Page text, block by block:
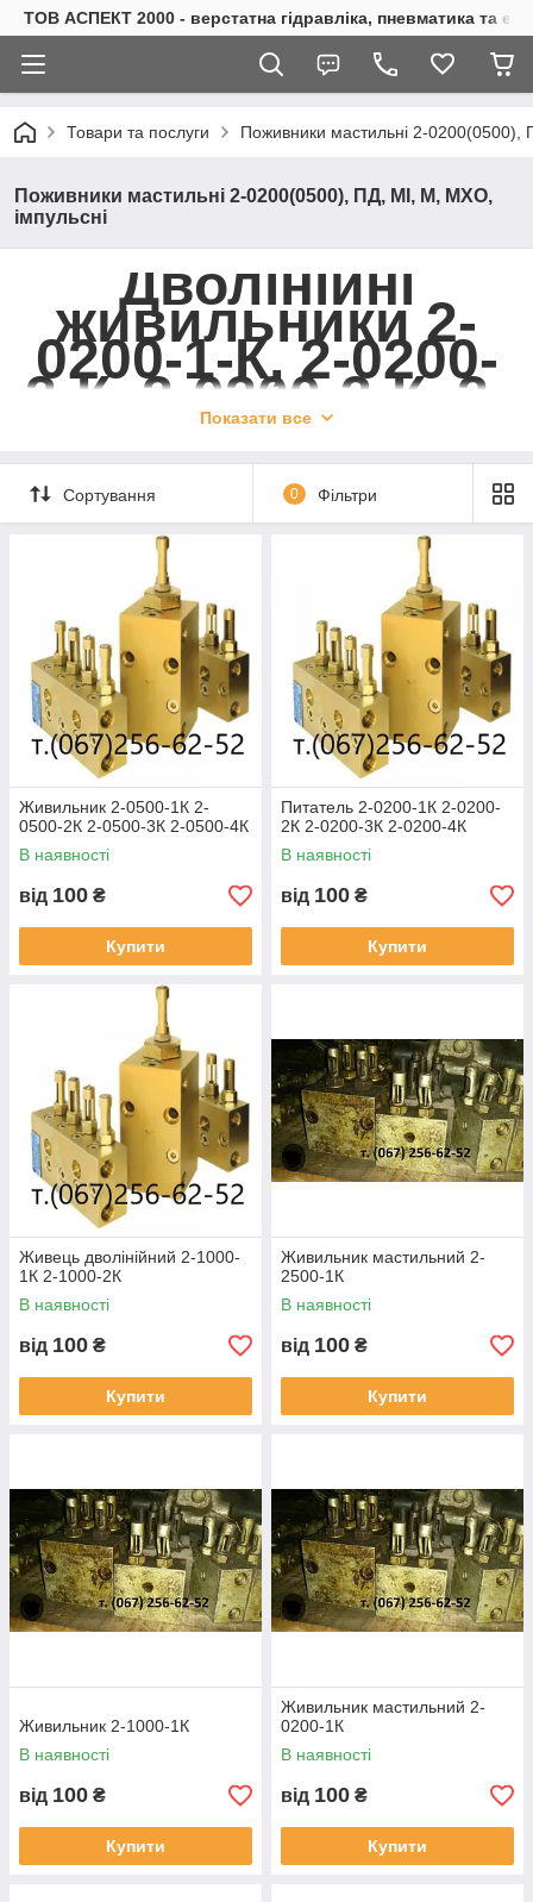
ТОВ АСПЕКТ 2000 - верстатна гідравліка, пневматика та
Товари та послуги Поживники мастильні 2-0200(0500),
Поживники мастильні 2-0200(0500), ПД, MІ, М, МХО,
імпульсні
Дволінійні
живильники 2-
0200-1-К, 2-0200-
2-К, 2-0200-3-К, 2-
0200-4-К, 2-0500-
1-К, 2-0500-2-К, 2-
0500-3-К, 2-050 2-
1000-1-К,2-1000-
2-К, 2-2500-1-К,
послідовні МІ-3,
МІ-4, МІ-5, МІ-6,
МІ-7, імпульсні
мастильні тип 1 і
2, ПД
Показати все
Сортування 0 Фільтри
Живильник 2-0500-1К 2-
0500-2К 2-0500-3К 2-0500-4К
В наявності
від 100 ₴
Купити
Питатель 2-0200-1К 2-0200-
2К 2-0200-3К 2-0200-4К
В наявності
від 100 ₴
Купити
Живець дволінійний 2-1000-
1К 2-1000-2К
В наявності
від 100 ₴
Купити
Живильник мастильний 2-
2500-1К
В наявності
від 100 ₴
Купити
Живильник 2-1000-1К
В наявності
від 100 ₴
Купити
Живильник мастильний 2-
0200-1К
В наявності
від 100 ₴
Купити